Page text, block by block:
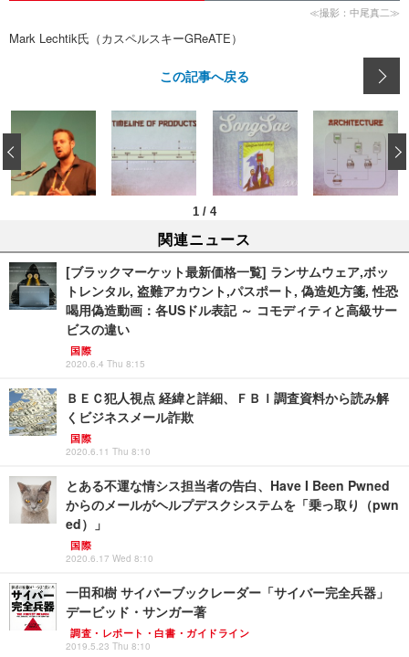
≪撮影：中尾真二≫
Mark Lechtik氏（カスペルスキーGReATE）
この記事へ戻る
1 / 4
‹
関連ニュース
[ブラックマーケット最新価格一覧] ランサムウェア,ボッ
トレンタル, 盗難アカウント,パスポート, 偽造処方箋, 性恐
喝用偽造動画：各USドル表記 ～ コモディティと高級サー
ビスの違い
国際
2020.6.4 Thu 8:15
ＢＥＣ犯人視点 経緯と詳細、ＦＢＩ調査資料から読み解
くビジネスメール詐欺
国際
2020.6.11 Thu 8:10
とある不運な情シス担当者の告白、Have I Been Pwned
からのメールがヘルプデスクシステムを「乗っ取り（pwn
ed）」
国際
2020.6.17 Wed 8:10
一田和樹 サイバーブックレーダー「サイバー完全兵器」
デービッド・サンガー著
調査・レポート・白書・ガイドライン
2019.5.23 Thu 8:10